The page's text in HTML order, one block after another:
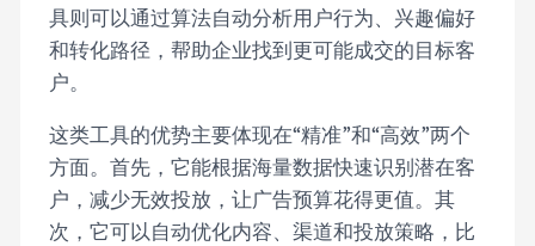
具则可以通过算法自动分析用户行为、兴趣偏好
和转化路径，帮助企业找到更可能成交的目标客
户。
这类工具的优势主要体现在“精准”和“高效”两个
方面。首先，它能根据海量数据快速识别潜在客
户，减少无效投放，让广告预算花得更值。其
次，它可以自动优化内容、渠道和投放策略，比